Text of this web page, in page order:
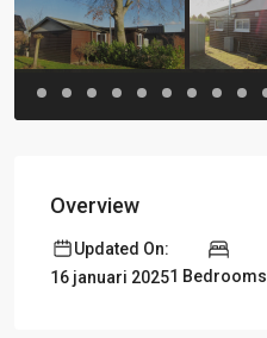
Overview
Updated On:
16 januari 20251 Bedrooms